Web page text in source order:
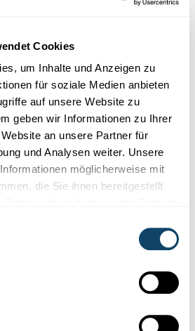
Cookies
um Inhalte und Anzeigen zu
für soziale Medien anbieten
auf unsere Website zu
geben wir Informationen zu Ihrer
an unsere Partner für
und Analysen weiter. Unsere
möglicherweise mit
die Sie ihnen bereitgestellt
haben. Um sie zu
bitte Ihre Einstellungen.
ÄNDERN
der Wissenschaft
in Luxemburg